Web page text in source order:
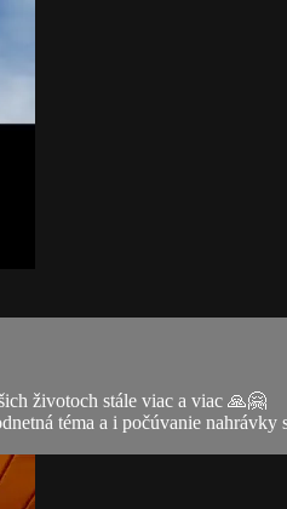
životoch stále viac a viac 🙏🤗
téma a i počúvanie